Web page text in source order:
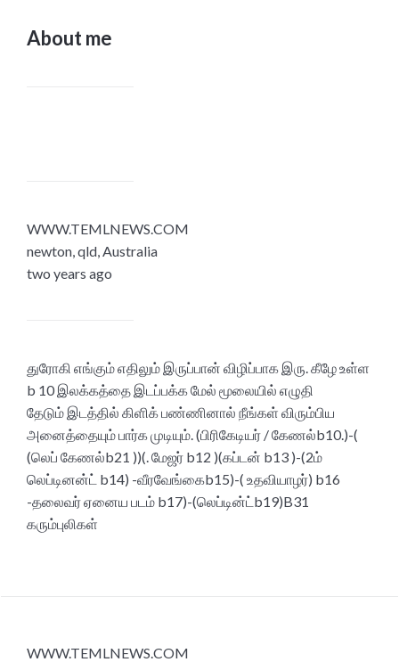
About me
WWW.TEMLNEWS.COM
newton, qld, Australia
two years ago
துரோகி எங்கும் எதிலும் இருப்பான் விழிப்பாக இரு. கீழே உள்ள
b 10 இலக்கத்தை இடப்பக்க மேல் மூலையில் எழுதி
தேடும் இடத்தில் கிளிக் பண்ணினால் நீங்கள் விரும்பிய
அனைத்தையும் பார்க முடியும். (பிரிகேடியர் / கேணல்b10.)-(
(லெப் கேணல்b21 ))(. மேஜர் b12 )(கப்டன் b13 )-(2ம்
லெப்டினன்ட் b14) -வீரவேங்கைb15)-( உதவியாழர்) b16
-தலைவர் ஏனைய படம் b17)-(லெப்டின்ட்b19)B31
கரும்புலிகள்
WWW.TEMLNEWS.COM